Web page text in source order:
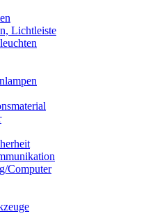
Lichtleiste
Computer